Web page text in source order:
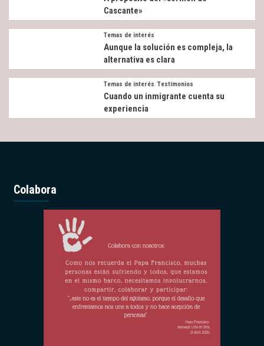
Cascante»
Temas de interés
Aunque la solución es compleja, la
alternativa es clara
Temas de interés Testimonios
Cuando un inmigrante cuenta su
experiencia
Colabora